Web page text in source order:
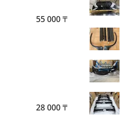
55 000₸
28 000₸